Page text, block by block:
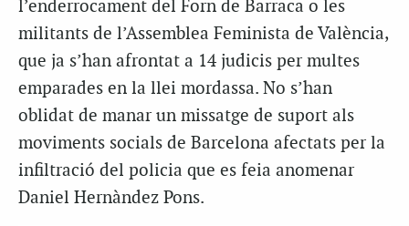
l’enderrocament del Forn de Barraca o les
militants de l’Assemblea Feminista de València,
que ja s’han afrontat a 14 judicis per multes
emparades en la llei mordassa. No s’han
oblidat de manar un missatge de suport als
moviments socials de Barcelona afectats per la
infiltració del policia que es feia anomenar
Daniel Hernàndez Pons.